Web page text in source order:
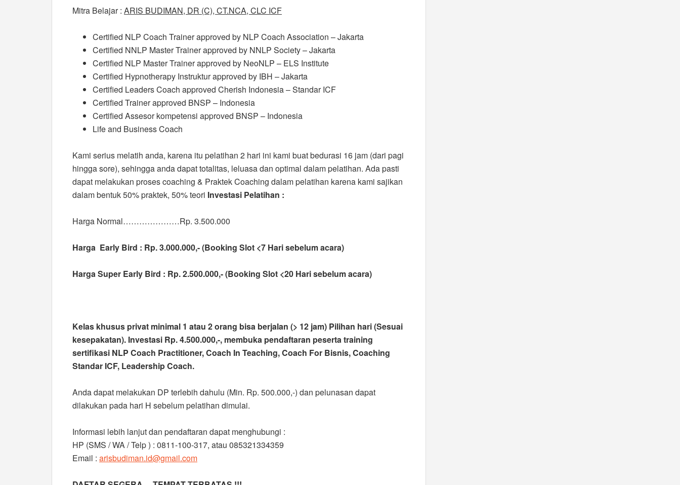
Mitra Belajar : ARIS BUDIMAN, DR (C), CT.NCA, CLC ICF
Certified NLP Coach Trainer approved by NLP Coach Association – Jakarta
Certified NNLP Master Trainer approved by NNLP Society – Jakarta
Certified NLP Master Trainer approved by NeoNLP – ELS Institute
Certified Hypnotherapy Instruktur approved by IBH – Jakarta
Certified Leaders Coach approved Cherish Indonesia – Standar ICF
Certified Trainer approved BNSP – Indonesia
Certified Assesor kompetensi approved BNSP – Indonesia
Life and Business Coach
Kami serius melatih anda, karena itu pelatihan 2 hari ini kami buat bedurasi 16 jam (dari pagi
hingga sore), sehingga anda dapat totalitas, leluasa dan optimal dalam pelatihan. Ada pasti
dapat melakukan proses coaching & Praktek Coaching dalam pelatihan karena kami sajikan
dalam bentuk 50% praktek, 50% teori Investasi Pelatihan :
Harga Normal…………………Rp. 3.500.000
Harga Early Bird : Rp. 3.000.000,- (Booking Slot <7 Hari sebelum acara)
Harga Super Early Bird : Rp. 2.500.000,- (Booking Slot <20 Hari sebelum acara)
Kelas khusus privat minimal 1 atau 2 orang bisa berjalan (> 12 jam) Pilihan hari (Sesuai
kesepakatan). Investasi Rp. 4.500.000,-, membuka pendaftaran peserta training
sertifikasi NLP Coach Practitioner, Coach In Teaching, Coach For Bisnis, Coaching
Standar ICF, Leadership Coach.
Anda dapat melakukan DP terlebih dahulu (Min. Rp. 500.000,-) dan pelunasan dapat
dilakukan pada hari H sebelum pelatihan dimulai.
Informasi lebih lanjut dan pendaftaran dapat menghubungi :
HP (SMS / WA / Telp ) : 0811-100-317, atau 085321334359
Email : arisbudiman.id@gmail.com